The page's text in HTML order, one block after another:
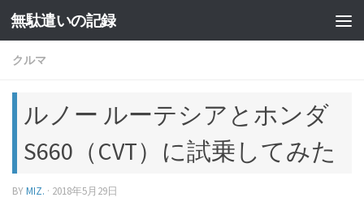
コンテンツへスキップ
無駄遣いの記録
クルマ
ルノー ルーテシアとホンダ
S660（CVT）に試乗してみた
BYMIZ. · 2018年5月29日